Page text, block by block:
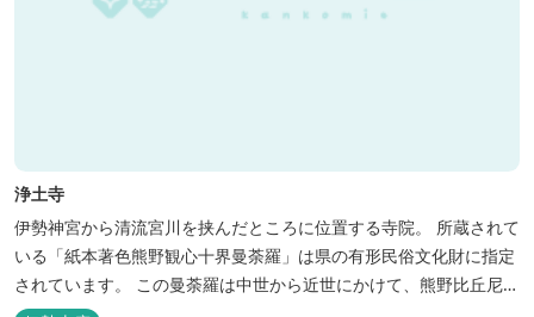
浄土寺
伊勢神宮から清流宮川を挟んだところに位置する寺院。 所蔵されて
いる「紙本著色熊野観心十界曼荼羅」は県の有形民俗文化財に指定
されています。 この曼荼羅は中世から近世にかけて、熊野比丘尼が